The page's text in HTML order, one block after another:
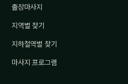
출장마사지
지역별 찾기
지하철역별 찾기
마사지 프로그램